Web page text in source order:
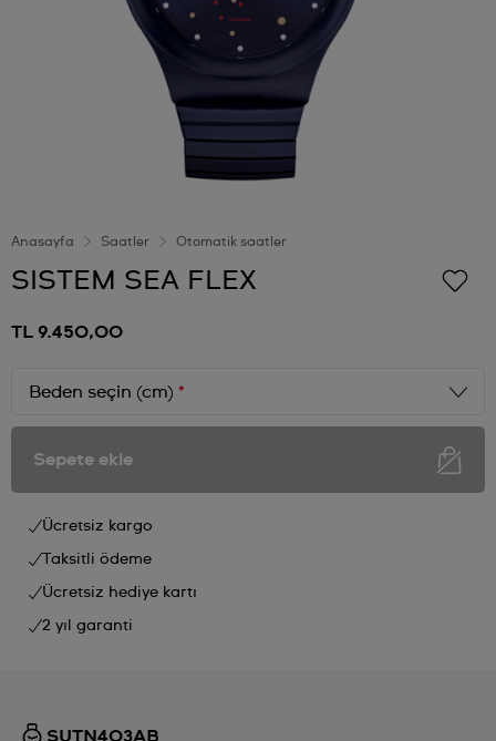
Anasayfa Saatler Otomatik saatler
SISTEM SEA FLEX
TL 9.450,00
Beden seçin (cm) *
Sepete ekle
Ücretsiz kargo
Taksitli ödeme
Ücretsiz hediye kartı
2 yıl garanti
SUTN403AB